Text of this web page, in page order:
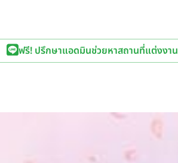
ฟรี! ปรึกษาแอดมินช่วยหาสถานที่แต่งงาน